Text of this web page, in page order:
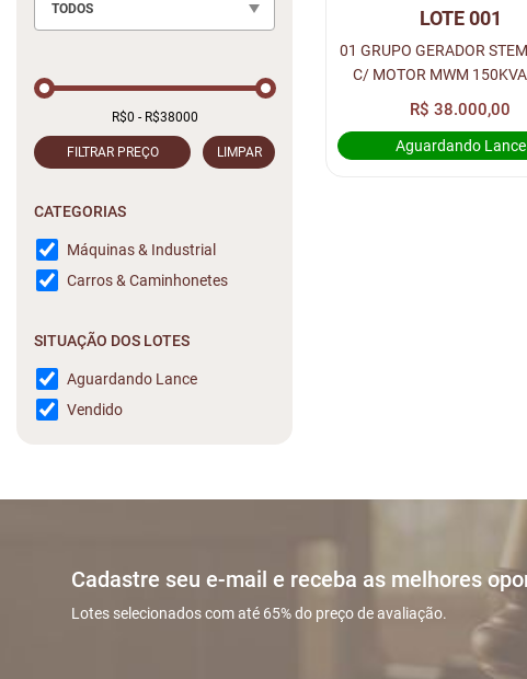
TODOS
FILTRAR PREÇO LIMPAR
CATEGORIAS
Máquinas & Industrial
Carros & Caminhonetes
SITUAÇÃO DOS LOTES
Aguardando Lance
Vendido
LOTE 001
01 GRUPO GERADOR
C/ MOTOR MWM
RPM, 380V, FABRICAÇÃO:
R$ 38.000,00
Aguardando Lance
Cadastre seu e-mail e receba as melhores
Lotes selecionados com até 65% do preço de avaliação.